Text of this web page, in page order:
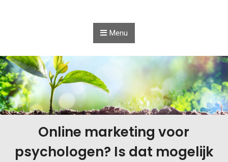
Menu
Online marketing voor
psychologen? Is dat mogelijk